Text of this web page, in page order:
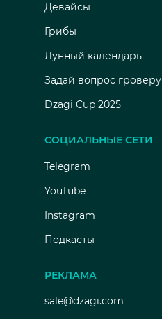
Девайсы
Грибы
Лунный календарь
Задай вопрос гроверу
Dzagi Cup 2025
СОЦИАЛЬНЫЕ СЕТИ
Telegram
YouTube
Instagram
Подкасты
РЕКЛАМА
sale@dzagi.com